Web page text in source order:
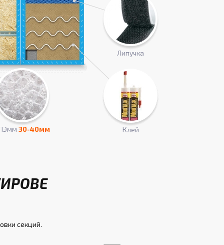
30-40мм Клей
Липучка
секций.